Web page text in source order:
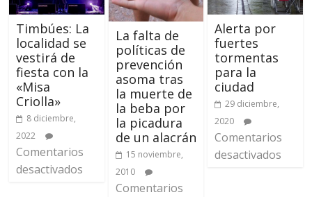
Timbúes: La
localidad se
vestirá de
fiesta con la
«Misa
Criolla»
8 diciembre,
2022
Comentarios
desactivados
La falta de
políticas de
prevención
asoma tras
la muerte de
la beba por
la picadura
de un alacrán
15 noviembre,
2010
Comentarios
Alerta por
fuertes
tormentas
para la
ciudad
29 diciembre,
2020
Comentarios
desactivados